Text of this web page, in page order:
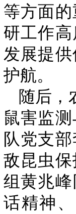
等方面
研工作
发展提
护航。
随后，
鼠害监
队党支
敌昆虫
组黄兆
话精神